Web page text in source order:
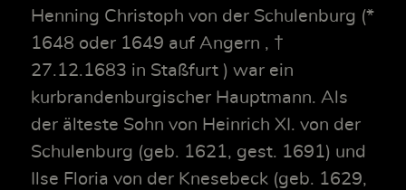
Henning Christoph von der Schulenburg (*
1648 oder 1649 auf Angern , †
27.12.1683 in Staßfurt ) war ein
kurbrandenburgischer Hauptmann. Als
der älteste Sohn von Heinrich XI. von der
Schulenburg (geb. 1621, gest. 1691) und
Ilse Floria von der Knesebeck (geb. 1629,